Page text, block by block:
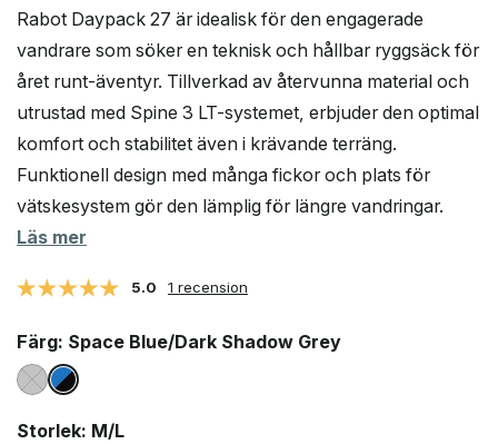
priset
var:
1
022 kr.
priset
är:
858 kr.
Rabot Daypack 27 är idealisk för den engagerade
vandrare som söker en teknisk och hållbar ryggsäck för
året runt-äventyr. Tillverkad av återvunna material och
utrustad med Spine 3 LT-systemet, erbjuder den optimal
komfort och stabilitet även i krävande terräng.
Funktionell design med många fickor och plats för
vätskesystem gör den lämplig för längre vandringar.
Läs mer
5.0 1 recension
Färg: Space Blue/Dark Shadow Grey
Storlek: M/L